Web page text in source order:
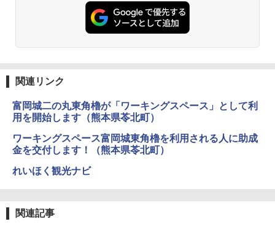
関連リンク
富岡城二の丸東角櫓が「ワーキングスペース」として利
用を開始します（熊本県苓北町）
ワーキングスペース富岡城東角櫓を利用される人に助成
金を交付します！（熊本県苓北町）
れいほく観光ナビ
関連記事